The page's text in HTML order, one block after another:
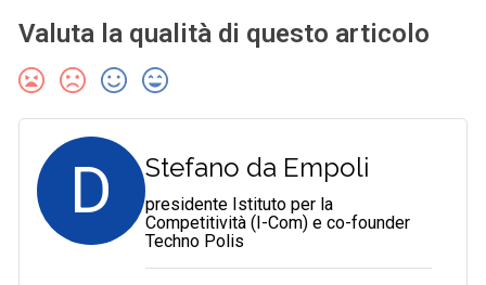
Valuta la qualità di questo articolo
D Stefano da Empoli
presidente Istituto per la
Competitività (I-Com) e co-founder
Techno Polis